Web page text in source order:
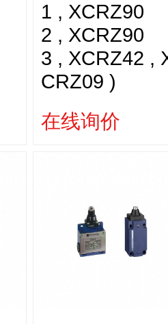
1 , XCRZ90
2 , XCRZ90
3 , XCRZ42 ,
CRZ09 )
在线询价